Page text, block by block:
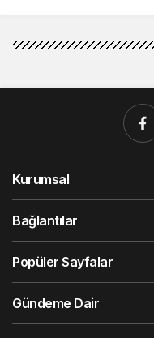
Kurumsal
Bağlantılar
Popüler Sayfalar
Gündeme Dair